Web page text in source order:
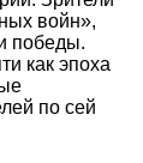
войн»,
победы.
как эпоха
по сей